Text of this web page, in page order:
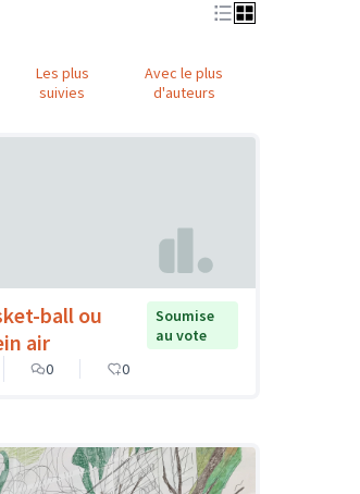
Les plus
suivies
Avec le plus
d'auteurs
ball ou
air
Soumise
au vote
0 0